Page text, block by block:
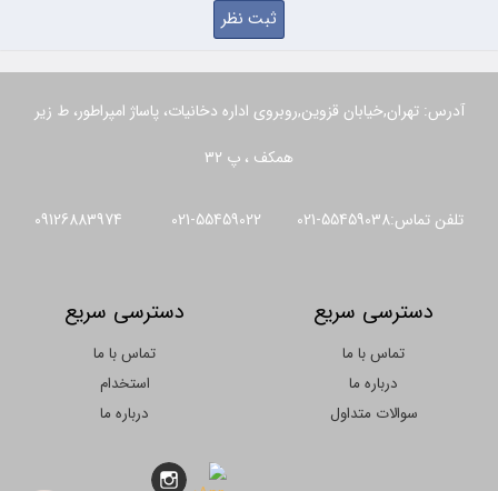
آدرس: تهران,خیابان قزوین,روبروی اداره دخانیات، پاساژ امپراطور، ط زیر
همکف ، پ 32
تلفن تماس:55459038-021 55459022-021 09126883974
دسترسی سریع
تماس با ما
درباره ما
سوالات متداول
دسترسی سریع
تماس با ما
استخدام
درباره ما